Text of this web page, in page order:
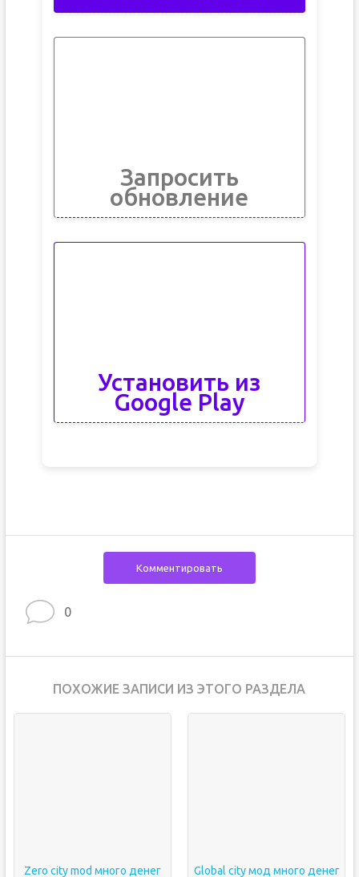
Запросить
обновление
Установить из
Google Play
Комментировать
0
ПОХОЖИЕ ЗАПИСИ ИЗ ЭТОГО РАЗДЕЛА
Zero city mod много денег Global city мод много денег